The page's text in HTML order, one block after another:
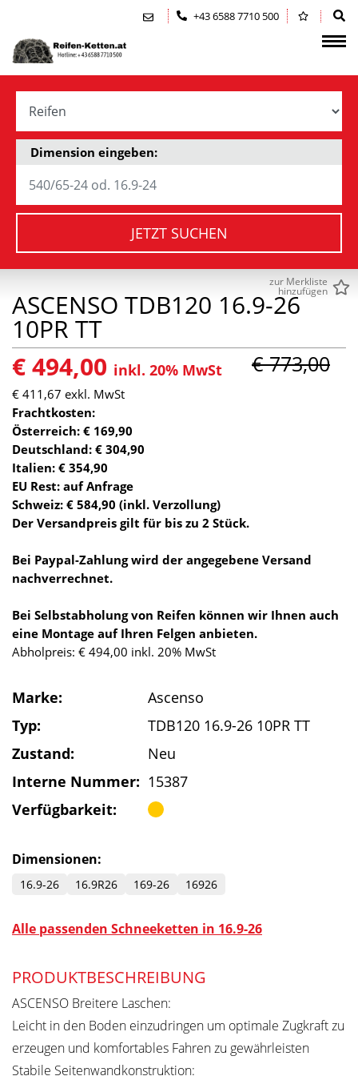
Zum Inhalt springen (Alt+0)
Zum Hauptmenü springen (Alt+1)+43 6588 7710 500
Dimension eingeben:
JETZT SUCHEN
zur Merkliste
hinzufügen
ASCENSO TDB120 16.9-26
10PR TT
€ 494,00 inkl. 20% MwSt € 773,00
€ 411,67 exkl. MwSt
Frachtkosten:
Österreich: € 169,90
Deutschland: € 304,90
Italien: € 354,90
EU Rest: auf Anfrage
Schweiz: € 584,90 (inkl. Verzollung)
Der Versandpreis gilt für bis zu 2 Stück.
Bei Paypal-Zahlung wird der angegebene Versand
nachverrechnet.
Bei Selbstabholung von Reifen können wir Ihnen auch
eine Montage auf Ihren Felgen anbieten.
Abholpreis: € 494,00 inkl. 20% MwSt
Marke:
Ascenso
Typ:
TDB120 16.9-26 10PR TT
Zustand:
Neu
Interne Nummer: 15387
Verfügbarkeit:
Dimensionen:
16.9-26 16.9R26 169-26 16926
Alle passenden Schneeketten in 16.9-26
PRODUKTBESCHREIBUNG
ASCENSO Breitere Laschen:
Leicht in den Boden einzudringen um optimale Zugkraft zu
erzeugen und komfortables Fahren zu gewährleisten
Stabile Seitenwandkonstruktion: